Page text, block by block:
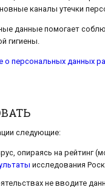
каналы утечки
данные помогает
гигиены.
о персональных данных
следующие:
опираясь на рейтинг
исследования
не вводите